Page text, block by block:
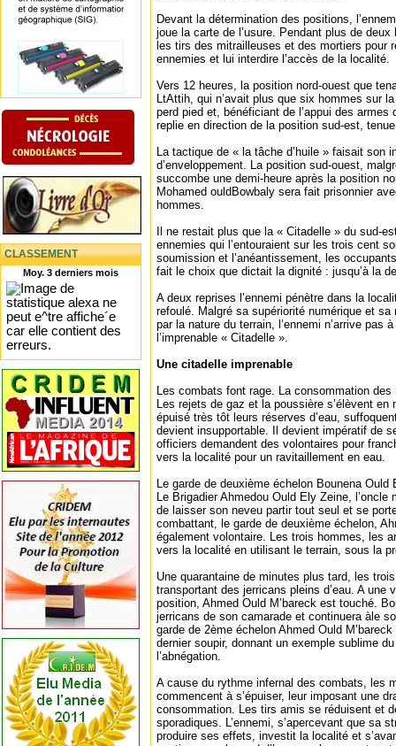
CLASSEMENT
Moy. 3 derniers mois
Devant la détermination des positions,
joue la carte de l’usure. Pendant plus de
les tirs des mitrailleuses et des mortiers pour
ennemies et lui interdire l’accès de la localité.
Vers 12 heures, la position nord-ouest que
LtAttih, qui n’avait plus que six hommes sur
perd pied et, bénéficiant de l’appui des
replie en direction de la position sud-est,
La tactique de « la tâche d’huile » faisait son
d’enveloppement. La position sud-ouest,
succombe une demi-heure après la position
Mohamed ouldBowbaly sera fait prisonnier
hommes.
Il ne restait plus que la « Citadelle » du sud-
ennemies qui l’entouraient sur les trois cent
soumission et l’anéantissement, les
fait le choix que dictait la dignité : jusqu’à la
A deux reprises l’ennemi pénètre dans la
refoulé. Malgré sa supériorité numérique et
par la nature du terrain, l’ennemi n’arrive pas
l’imprenable « Citadelle ».
Une citadelle imprenable
Les combats font rage. La consommation
Les rejets de gaz et la poussière s’élèvent
épuisé très tôt leurs réserves d’eau,
devient insupportable. Il devient impératif de
officiers demandent des volontaires pour
vers la localité pour un ravitaillement en eau.
Le garde de deuxième échelon Bounena
Le Brigadier Ahmedou Ould Ely Zeine, l’oncle
de laisser son neveu partir tout seul et se
combattant, le garde de deuxième échelon,
également volontaire. Les trois hommes, les
vers la localité en utilisant le terrain, sous la
Une quarantaine de minutes plus tard, les
transportant des jerricans pleins d’eau. A une
position, Ahmed Ould M’bareck est touché.
jerricans de son camarade et continuera àle
garde de 2ème échelon Ahmed Ould
dernier soupir, donnant un exemple sublime
l’abnégation.
A cause du rythme infernal des combats, les
commencent à s’épuiser, leur imposant une
consommation. Les tirs amis se réduisent et
sporadiques. L’ennemi, s’apercevant que sa
produire ses effets, investit la localité et